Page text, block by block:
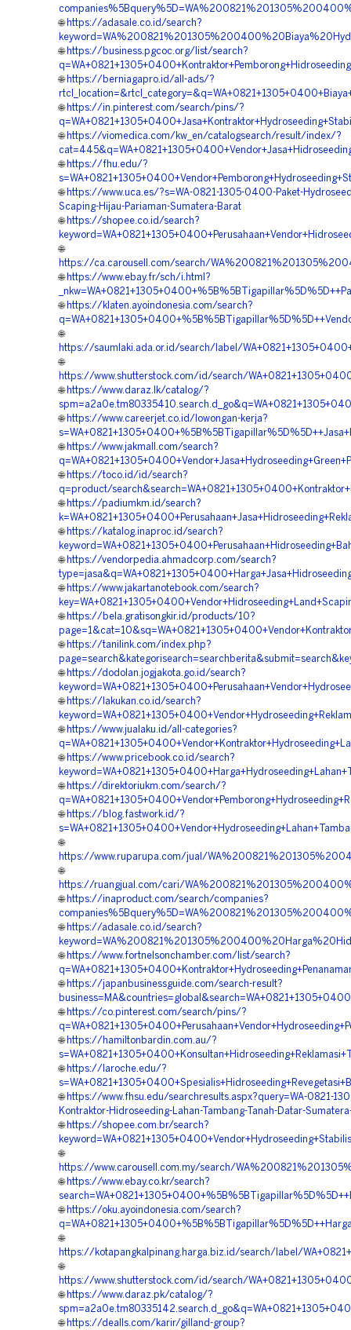
🌐 https://adasale.co.id/search?
🌐 https://business.pgcoc.org/list/search?
🌐 https://berniagapro.id/all-ads/?
🌐 https://in.pinterest.com/search/pins/?
🌐 https://viomedica.com/kw_en/catalogsearch/result/index/?
🌐 https://fhu.edu/?
🌐 https://www.uca.es/?s=WA-0821-1305-0400-Paket-
Scaping-Hijau-Pariaman-Sumatera-Barat
🌐 https://shopee.co.id/search?
🌐
https://ca.carousell.com/search/
🌐 https://www.ebay.fr/sch/i.html?
🌐 https://klaten.ayoindonesia.com/search?
🌐
https://saumlaki.ada.or.id/search/label/
🌐
https://www.shutterstock.com/id/search/
🌐 https://www.daraz.lk/catalog/?
🌐 https://www.careerjet.co.id/lowongan-kerja?
🌐 https://www.jakmall.com/search?
🌐 https://toco.id/id/search?
q=product/
🌐 https://padiumkm.id/search?
🌐 https://katalog.inaproc.id/search?
🌐 https://vendorpedia.ahmadcorp.com/search?
🌐 https://www.jakartanotebook.com/search?
🌐 https://bela.gratisongkir.id/products/10?
🌐 https://tanilink.com/index.php?
🌐 https://dodolan.jogjakota.go.id/search?
🌐 https://lakukan.co.id/search?
🌐 https://www.jualaku.id/all-categories?
🌐 https://www.pricebook.co.id/search?
🌐 https://direktoriukm.com/search/?
🌐 https://blog.fastwork.id/?
🌐
https://www.ruparupa.com/jual/
🌐
https://ruangjual.com/cari/
🌐 https://inaproduct.com/search/companies?
🌐 https://adasale.co.id/search?
🌐 https://www.fortnelsonchamber.com/list/search?
🌐 https://japanbusinessguide.com/search-result?
🌐 https://co.pinterest.com/search/pins/?
🌐 https://hamiltonbardin.com.au/?
🌐 https://laroche.edu/?
🌐 https://www.fhsu.edu/searchresults.aspx?query=WA-0821-
Kontraktor-Hidroseeding-Lahan-Tambang-Tanah-Datar-
🌐 https://shopee.com.br/search?
🌐
https://www.carousell.com.my/search/
🌐 https://www.ebay.co.kr/search?
🌐 https://oku.ayoindonesia.com/search?
🌐
https://kotapangkalpinang.harga.biz.id/search/label/
🌐
https://www.shutterstock.com/id/search/
🌐 https://www.daraz.pk/catalog/?
🌐 https://dealls.com/karir/gilland-group?